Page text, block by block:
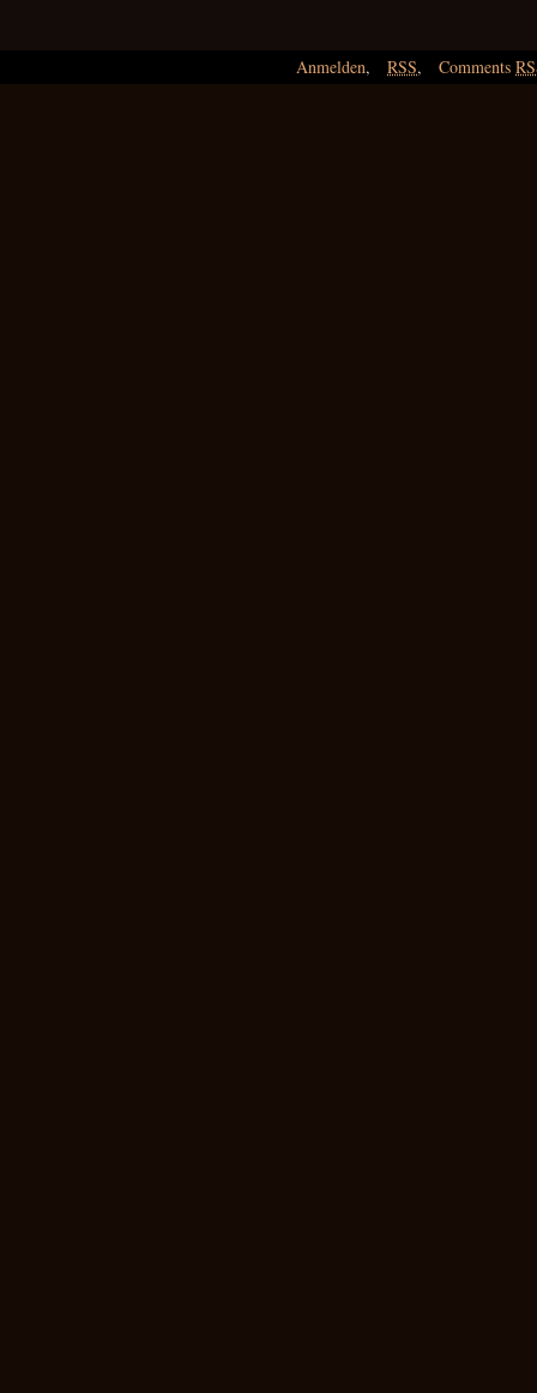
Anmelden, RSS, Comments